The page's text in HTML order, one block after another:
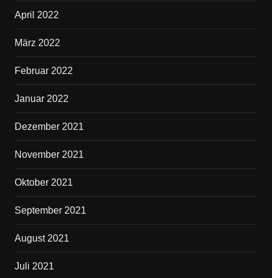
April 2022
März 2022
Februar 2022
Januar 2022
Dezember 2021
November 2021
Oktober 2021
September 2021
August 2021
Juli 2021